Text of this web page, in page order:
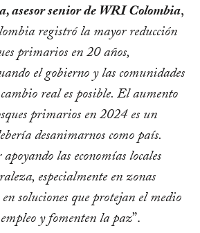
asesor senior de WRI Colombia,
registró la mayor reducción
primarios en 20 años,
el gobierno y las comunidades
real es posible. El aumento
primarios en 2024 es un
desanimarnos como país.
las economías locales
especialmente en zonas
soluciones que protejan el medio
y fomenten la paz”.